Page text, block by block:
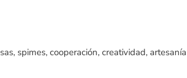
spimes, cooperación, creatividad,